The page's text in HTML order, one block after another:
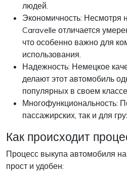
людей.
Экономичность: Несмотря
Caravelle отличается
что особенно важно для
использования.
Надежность: Немецкое
делают этот автомобиль
популярных в своем
Многофункциональность:
пассажирских, так и для
Как происходит
Процесс выкупа автомобиля
прост и удобен: